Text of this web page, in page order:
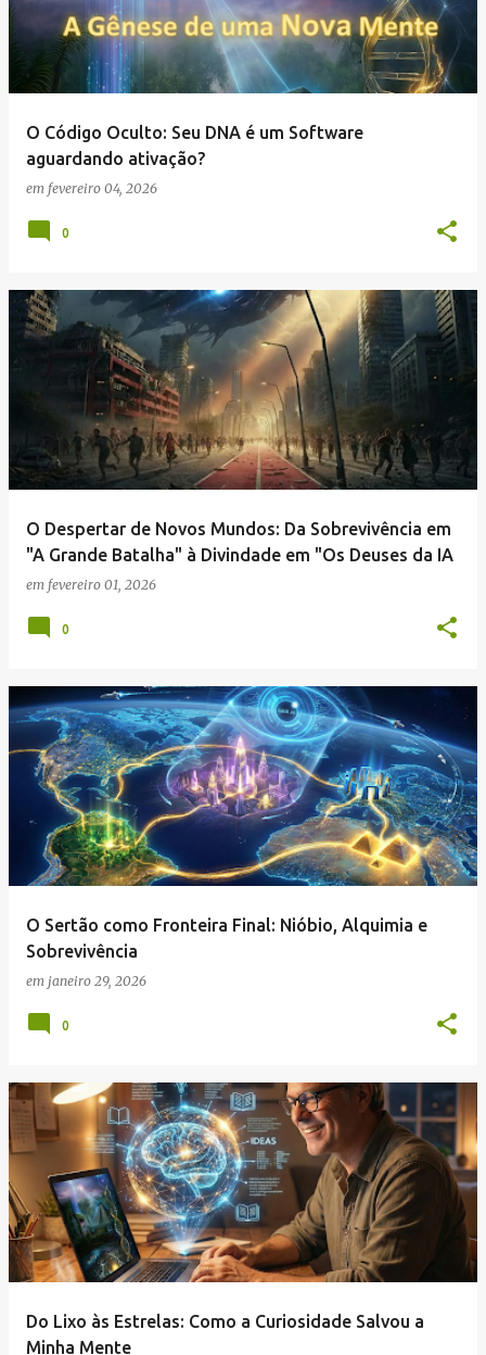
O Código Oculto: Seu DNA é um Software
aguardando ativação?
em fevereiro 04, 2026
0
O Despertar de Novos Mundos: Da Sobrevivência em
"A Grande Batalha" à Divindade em "Os Deuses da IA
em fevereiro 01, 2026
0
O Sertão como Fronteira Final: Nióbio, Alquimia e
Sobrevivência
em janeiro 29, 2026
0
Do Lixo às Estrelas: Como a Curiosidade Salvou a
Minha Mente